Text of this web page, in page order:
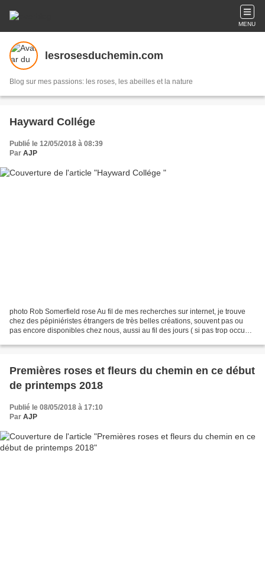
MENU
lesrosesduchemin.com
Blog sur mes passions: les roses, les abeilles et la nature
Hayward Collége
Publié le 12/05/2018 à 08:39
Par AJP
photo Rob Somerfield rose Au fil de mes recherches sur internet, je trouve
chez des pépiniéristes étrangers de très belles créations, souvent pas ou
pas encore disponibles chez nous, aussi au fil des jours ( si pas trop occupé
Premières roses et fleurs du chemin en ce début
de printemps 2018
Publié le 08/05/2018 à 17:10
Par AJP